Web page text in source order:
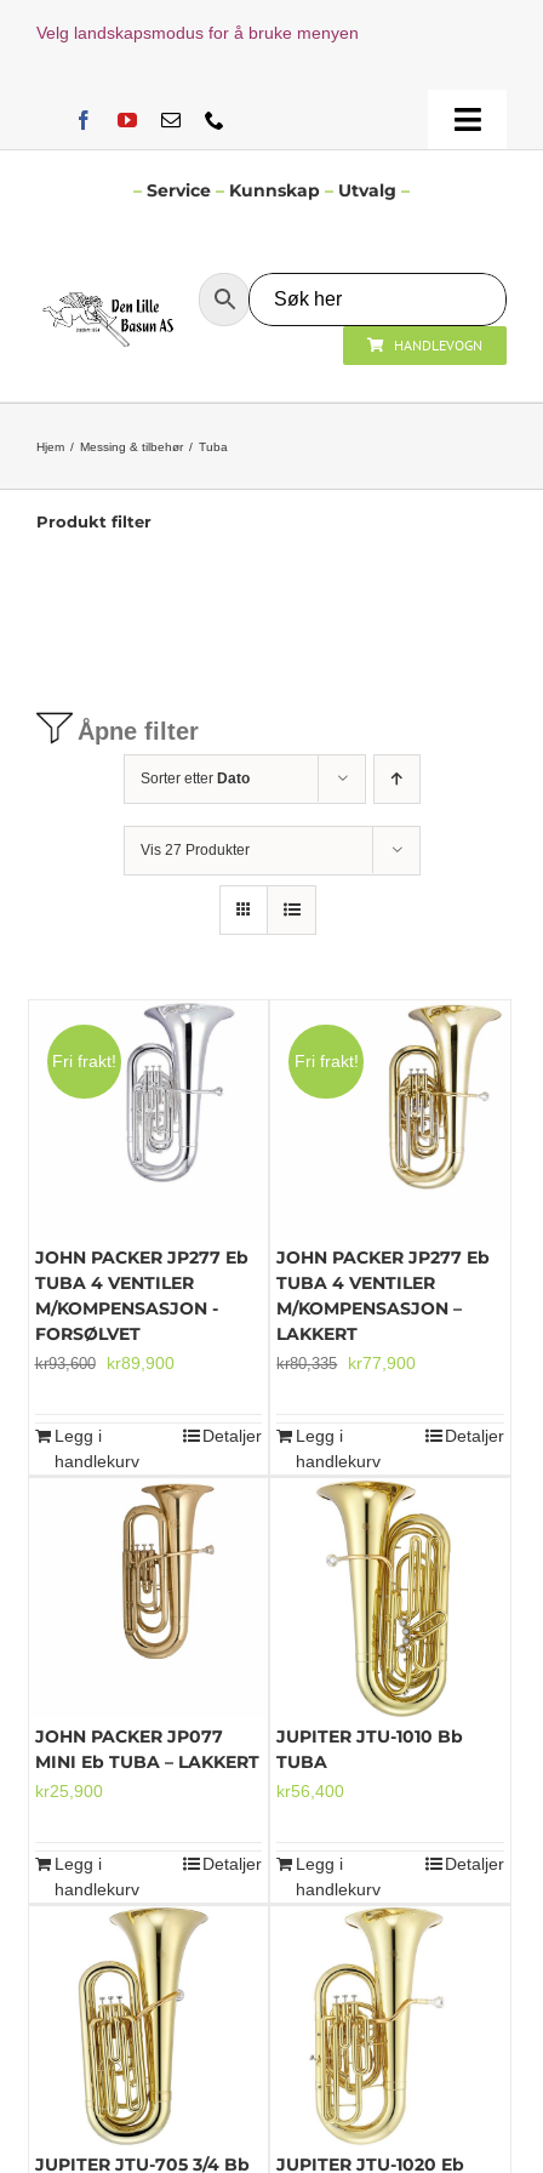
Velg landskapsmodus for å bruke menyen
Toggle
Instrumenter og tilbehør
Bager/ etuier
Diverse tilbehør
– Service – Kunnskap – Utvalg –
HANDLEVOGN
Hjem Messing & tilbehør Tuba
Åpne filter
Sorter etter Dato
Vis 27 Produkter
Fri frakt!
JOHN PACKER JP277 Eb
TUBA 4 VENTILER
M/KOMPENSASJON -
FORSØLVET
kr93,600
Opprinnelig
kr93,600.
kr89,900Nåværende
er:
Legg i
handlekurv
Detaljer
Fri frakt!
JOHN PACKER JP277 Eb
TUBA 4 VENTILER
M/KOMPENSASJON –
LAKKERT
kr80,335
Opprinnelig
kr80,335.
kr77,900Nåværende
er:
Legg i
handlekurv
Detaljer
JOHN PACKER JP077
MINI Eb TUBA – LAKKERT
kr25,900
Legg i
handlekurv
Detaljer
JUPITER JTU-1010 Bb
TUBA
kr56,400
Legg i
handlekurv
Detaljer
JUPITER JTU-705 3/4 Bb
JUPITER JTU-1020 Eb
Produkt filter